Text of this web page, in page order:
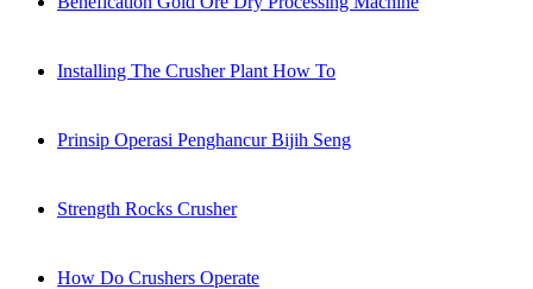
Installing The Crusher Plant How To
Prinsip Operasi Penghancur Bijih Seng
Strength Rocks Crusher
How Do Crushers Operate